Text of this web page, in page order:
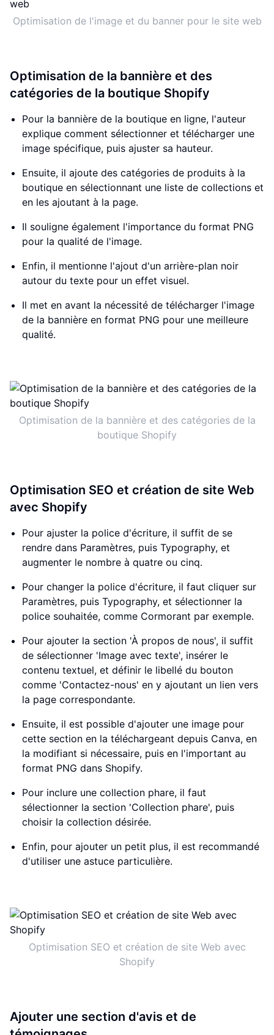
Optimisation de l'image et du banner pour le site web
Optimisation de la bannière et des
catégories de la boutique Shopify
Pour la bannière de la boutique en ligne, l'auteur
explique comment sélectionner et télécharger une
image spécifique, puis ajuster sa hauteur.
Ensuite, il ajoute des catégories de produits à la
boutique en sélectionnant une liste de collections et
en les ajoutant à la page.
Il souligne également l'importance du format PNG
pour la qualité de l'image.
Enfin, il mentionne l'ajout d'un arrière-plan noir
autour du texte pour un effet visuel.
Il met en avant la nécessité de télécharger l'image
de la bannière en format PNG pour une meilleure
qualité.
Optimisation de la bannière et des catégories de la
boutique Shopify
Optimisation SEO et création de site Web
avec Shopify
Pour ajuster la police d'écriture, il suffit de se
rendre dans Paramètres, puis Typography, et
augmenter le nombre à quatre ou cinq.
Pour changer la police d'écriture, il faut cliquer sur
Paramètres, puis Typography, et sélectionner la
police souhaitée, comme Cormorant par exemple.
Pour ajouter la section 'À propos de nous', il suffit
de sélectionner 'Image avec texte', insérer le
contenu textuel, et définir le libellé du bouton
comme 'Contactez-nous' en y ajoutant un lien vers
la page correspondante.
Ensuite, il est possible d'ajouter une image pour
cette section en la téléchargeant depuis Canva, en
la modifiant si nécessaire, puis en l'important au
format PNG dans Shopify.
Pour inclure une collection phare, il faut
sélectionner la section 'Collection phare', puis
choisir la collection désirée.
Enfin, pour ajouter un petit plus, il est recommandé
d'utiliser une astuce particulière.
Optimisation SEO et création de site Web avec
Shopify
Ajouter une section d'avis et de